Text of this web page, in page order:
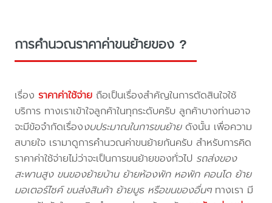
การคำนวณราคาค่าขนย้ายของ ?
เรื่องราคาค่าใช้จ่าย ถือเป็นเรื่องสำคัญในการตัดสินใจใช้
บริการ ทางเราเข้าใจลูกค้าในทุกระดับครับ ลูกค้าบางท่านอาจ
จะมีข้อจำกัดเรื่องงบประมาณในการขนย้ายดังนั้น เพื่อความ
สบายใจ เรามาดูการคำนวณค่าขนย้ายกันครับ สำหรับการคิด
ราคาค่าใช้จ่ายไม่ว่าจะเป็นการขนย้ายของทั่วไป รถส่งของ
สะพานสูง ขนของย้ายบ้าน ย้ายห้องพัก หอพัก คอนโด ย้าย
มอเตอร์ไซค์ ขนส่งสินค้า ย้ายบูธ หรือขนของอื่นๆทางเรา มี